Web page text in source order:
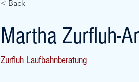
< Back
Martha Zurfluh-
Zurfluh Laufbahnberatung